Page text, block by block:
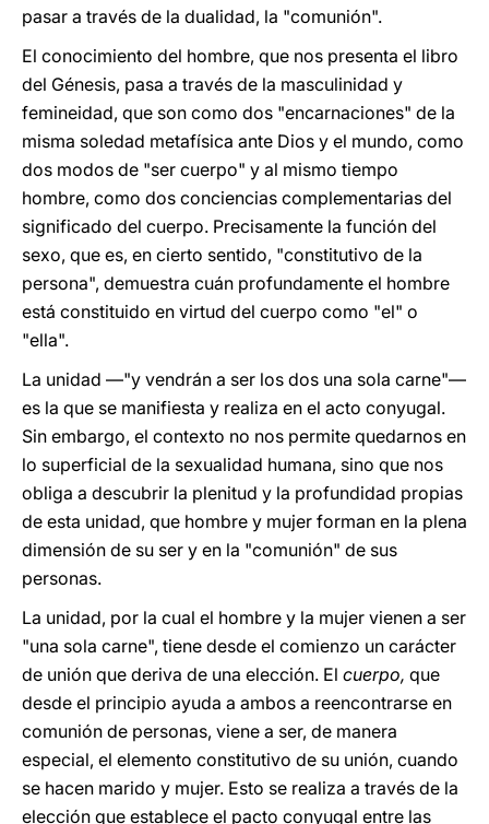
pasar a través de la dualidad, la "comunión".
El conocimiento del hombre, que nos presenta el libro
del Génesis, pasa a través de la masculinidad y
femineidad, que son como dos "encarnaciones" de la
misma soledad metafísica ante Dios y el mundo, como
dos modos de "ser cuerpo" y al mismo tiempo
hombre, como dos conciencias complementarias del
significado del cuerpo. Precisamente la función del
sexo, que es, en cierto sentido, "constitutivo de la
persona", demuestra cuán profundamente el hombre
está constituido en virtud del cuerpo como "el" o
"ella".
La unidad —"y vendrán a ser los dos una sola carne"—
es la que se manifiesta y realiza en el acto conyugal.
Sin embargo, el contexto no nos permite quedarnos en
lo superficial de la sexualidad humana, sino que nos
obliga a descubrir la plenitud y la profundidad propias
de esta unidad, que hombre y mujer forman en la plena
dimensión de su ser y en la "comunión" de sus
personas.
La unidad, por la cual el hombre y la mujer vienen a ser
"una sola carne", tiene desde el comienzo un carácter
de unión que deriva de una elección. El cuerpo, que
desde el principio ayuda a ambos a reencontrarse en
comunión de personas, viene a ser, de manera
especial, el elemento constitutivo de su unión, cuando
se hacen marido y mujer. Esto se realiza a través de la
elección que establece el pacto conyugal entre las